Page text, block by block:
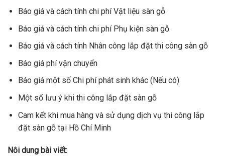
Báo giá và cách tính chi phí Vật liệu sàn gỗ
Báo giá và cách tính chi phí Phụ kiện sàn gỗ
Báo giá và cách tính Nhân công lắp đặt thi công sàn gỗ
Báo giá phí vận chuyển
Báo giá một số Chi phí phát sinh khác (Nếu có)
Một số lưu ý khi thi công lắp đặt sàn gỗ
Cam kết khi mua hàng và sử dụng dịch vụ thi công lắp
đặt sàn gỗ tại Hồ Chí Minh
Nôi dung bài viết: